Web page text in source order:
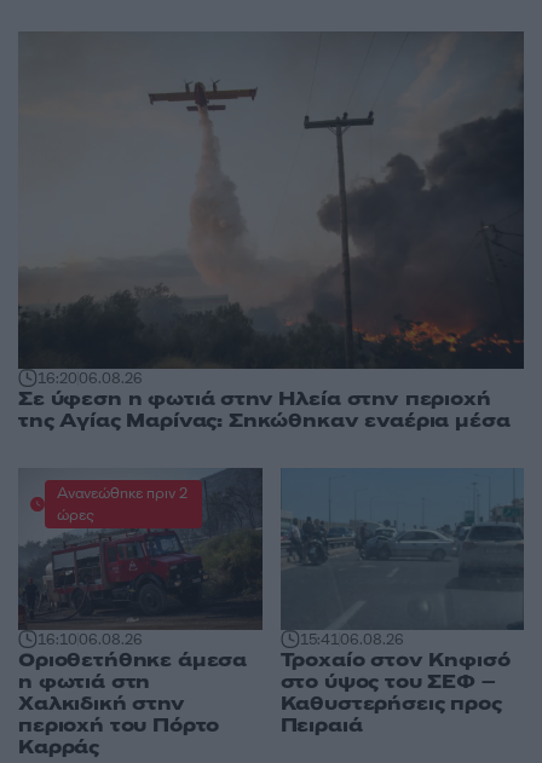
16:2006.08.26
Σε ύφεση η φωτιά στην Ηλεία στην περιοχή
της Αγίας Μαρίνας: Σηκώθηκαν εναέρια μέσα
16:1006.08.26
Οριοθετήθηκε άμεσα
η φωτιά στη
Χαλκιδική στην
περιοχή του Πόρτο
Καρράς
Ανανεώθηκε πριν 2
ώρες
15:4106.08.26
Τροχαίο στον Κηφισό
στο ύψος του ΣΕΦ –
Καθυστερήσεις προς
Πειραιά